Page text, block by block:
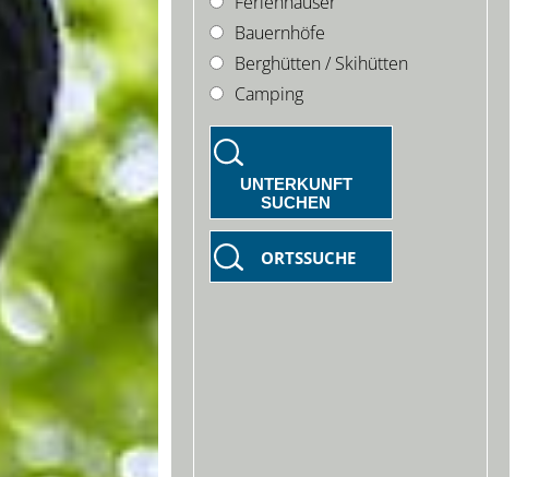
Bauernhöfe
Berghütten / Skihütten
Camping
UNTERKUNFT
SUCHEN
ORTSSUCHE